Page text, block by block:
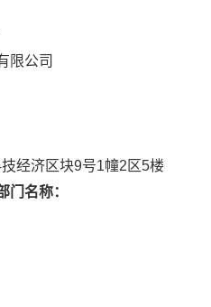
限公司
经济区块9号1幢2区5楼
门名称：